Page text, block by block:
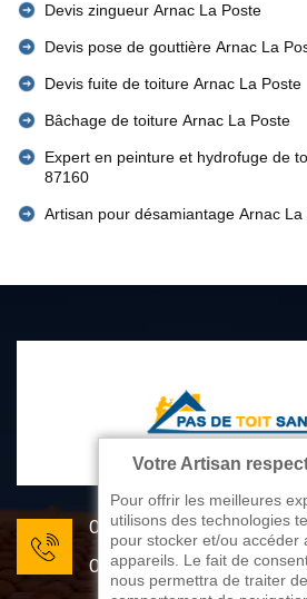
Devis zingueur Arnac La Poste
Devis pose de gouttière Arnac La
Devis fuite de toiture Arnac La Poste
Bâchage de toiture Arnac La Poste
Expert en peinture et hydrofuge de
87160
Artisan pour désamiantage Arnac
05 33 06 22 81
07 80 33 28 62
Votre Artisan
Pour offrir les meilleures
utilisons des technologies
pour stocker et/ou accéder
appareils. Le fait de
nous permettra de traiter